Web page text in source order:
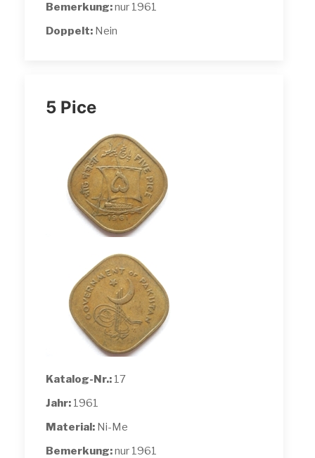
Bemerkung:nur 1961
Doppelt: Nein
5 Pice
Katalog-Nr.: 17
Jahr: 1961
Material: Ni-Me
Bemerkung:nur 1961